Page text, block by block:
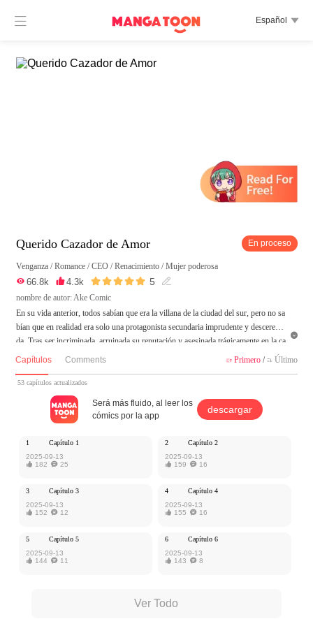
 Español 
Querido Cazador de Amor En proceso
Venganza /Romance /CEO /Renacimiento /Mujer poderosa
 66.8k 4.3k  5 
nombre de autor: Ake Comic
En su vida anterior, todos sabían que era la villana de la ciudad del sur, pero no sa
bían que en realidad era solo una protagonista secundaria imprudente y descerebra
da. Tras ser incriminada, arruinada su reputación y asesinada trágicamente en la ca
lle, renació. En esta vida, decidió ser la villana de la que todos hablaban, ¡y nunca
MangaToon tiene autorización de Ake Comic para publicar esa obra, el contenido
del mismo representa el punto de vista del autor, y no el de MangaToon.

Capítulos Comments  Primero/  Último
53 capítulos actualizados
Será más fluido, al leer los
cómics por la app
descargar
1
Capítulo 1
2025-09-13
 182 25
2
Capítulo 2
2025-09-13
 159 16
3
Capítulo 3
2025-09-13
 152 12
4
Capítulo 4
2025-09-13
 155 16
5
Capítulo 5
2025-09-13
 144 11
6
Capítulo 6
2025-09-13
 143 8
Ver Todo